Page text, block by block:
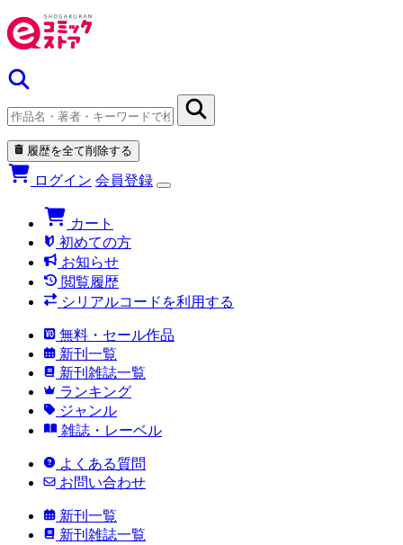
履歴を全て削除する
ログイン 会員登録
カート
初めての方
お知らせ
閲覧履歴
シリアルコードを利用する
無料・セール作品
新刊一覧
新刊雑誌一覧
ランキング
ジャンル
雑誌・レーベル
よくある質問
お問い合わせ
新刊一覧
新刊雑誌一覧